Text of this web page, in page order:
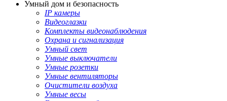
Умный дом и безопасность
IP камеры
Видеоглазки
Комплекты видеонаблюдения
Охрана и сигнализация
Умный свет
Умные выключатели
Умные розетки
Умные вентиляторы
Очистители воздуха
Умные весы